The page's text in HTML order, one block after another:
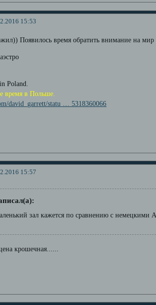
15:53
Появилось время обратить внимание на мир
Poland.
время в Польше.
david_garrett/statu … 5318360066
15:57
зал кажется по сравнению с немецкими
крошечная......